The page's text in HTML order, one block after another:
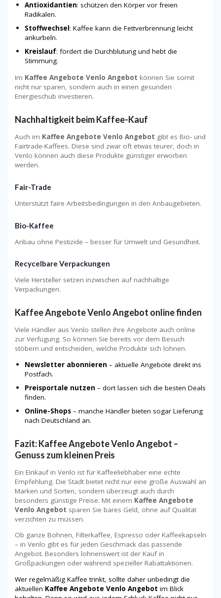
Antioxidantien: schützen den Körper vor freien
Radikalen.
Stoffwechsel : Kaffee kann die Fettverbrennung leicht
ankurbeln.
Kreislauf: fördert die Durchblutung und hebt die
Stimmung.
Im Kaffee Angebote Venlo Angebot können Sie somit
nicht nur sparen, sondern auch in einen gesunden
Energieschub investieren.
Nachhaltigkeit beim Kaffee-Kauf
Auch im Kaffee Angebote Venlo Angebot gibt es Bio- und
Fairtrade-Kaffees. Diese sind zwar oft etwas teurer, doch in
Venlo können auch diese Produkte günstiger erworben
werden.
Fair-Trade
Unterstützt faire Arbeitsbedingungen in den Anbaugebieten.
Bio-Kaffee
Anbau ohne Pestizide – besser für Umwelt und Gesundheit.
Recycelbare Verpackungen
Viele Hersteller setzen inzwischen auf nachhaltige
Verpackungen.
Kaffee Angebote Venlo Angebot online finden
Viele Händler aus Venlo stellen ihre Angebote auch online
zur Verfügung. So können Sie bereits vor dem Besuch
stöbern und entscheiden, welche Produkte sich lohnen.
Newsletter abonnieren – aktuelle Angebote direkt ins
Postfach.
Preisportale nutzen – dort lassen sich die besten Deals
finden.
Online-Shops – manche Händler bieten sogar Lieferung
nach Deutschland an.
Fazit: Kaffee Angebote Venlo Angebot –
Genuss zum kleinen Preis
Ein Einkauf in Venlo ist für Kaffeeliebhaber eine echte
Empfehlung. Die Stadt bietet nicht nur eine große Auswahl an
Marken und Sorten, sondern überzeugt auch durch
besonders günstige Preise. Mit einem Kaffee Angebote
Venlo Angebot sparen Sie bares Geld, ohne auf Qualität
verzichten zu müssen.
Ob ganze Bohnen, Filterkaffee, Espresso oder Kaffeekapseln
– in Venlo gibt es für jeden Geschmack das passende
Angebot. Besonders lohnenswert ist der Kauf in
Großpackungen oder während spezieller Rabattaktionen.
Wer regelmäßig Kaffee trinkt, sollte daher unbedingt die
aktuellen Kaffee Angebote Venlo Angebot im Blick